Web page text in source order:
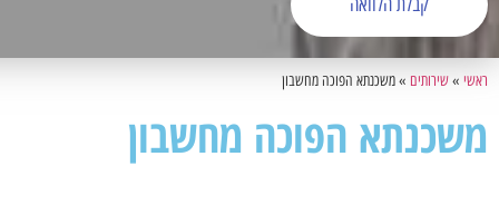
ראשי »שירותים »משכנתא הפוכה מחשבון
משכנתא הפוכה מחשבון